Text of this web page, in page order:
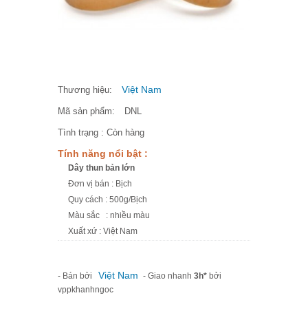
Thương hiệu: Việt Nam
Mã sản phẩm: DNL
Tình trạng : Còn hàng
Tính năng nổi bật :
Dây thun bản lớn
Đơn vị bán : Bịch
Quy cách : 500g/Bịch
Màu sắc : nhiều màu
Xuất xứ : Việt Nam
- Bán bởi Việt Nam - Giao nhanh 3h* bởi
vppkhanhngoc